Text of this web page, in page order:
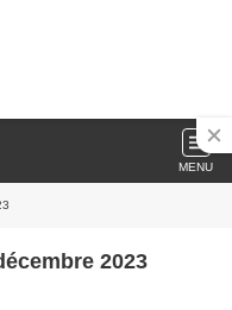
MENU
Secrets du 16 décembre 2023